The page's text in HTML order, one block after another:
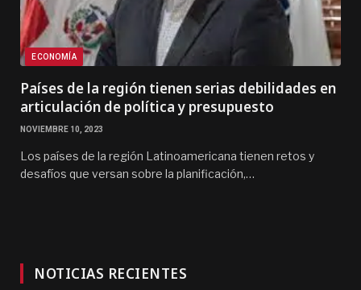
ECONOMÍA
Países de la región tienen serias debilidades en
articulación de política y presupuesto
NOVIEMBRE 10, 2023
Los países de la región Latinoamericana tienen retos y
desafíos que versan sobre la planificación,…
NOTICIAS RECIENTES